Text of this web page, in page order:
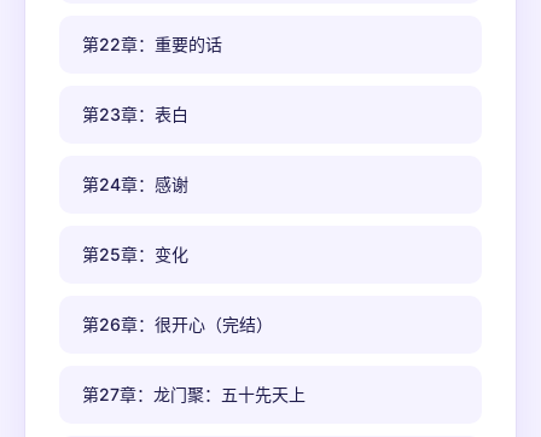
第22章：重要的话
第23章：表白
第24章：感谢
第25章：变化
第26章：很开心（完结）
第27章：龙门聚：五十先天上